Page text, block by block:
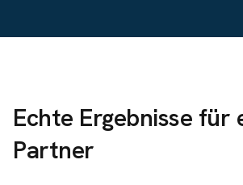
Echte Ergebnisse für
Partner